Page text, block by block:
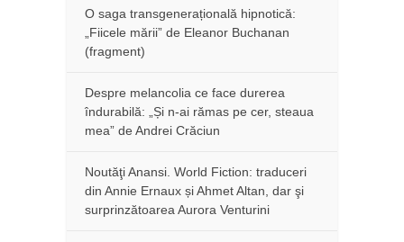
O saga transgenerațională hipnotică:
„Fiicele mării” de Eleanor Buchanan
(fragment)
Despre melancolia ce face durerea
îndurabilă: „Și n-ai rămas pe cer, steaua
mea” de Andrei Crăciun
Noutăţi Anansi. World Fiction: traduceri
din Annie Ernaux și Ahmet Altan, dar şi
surprinzătoarea Aurora Venturini